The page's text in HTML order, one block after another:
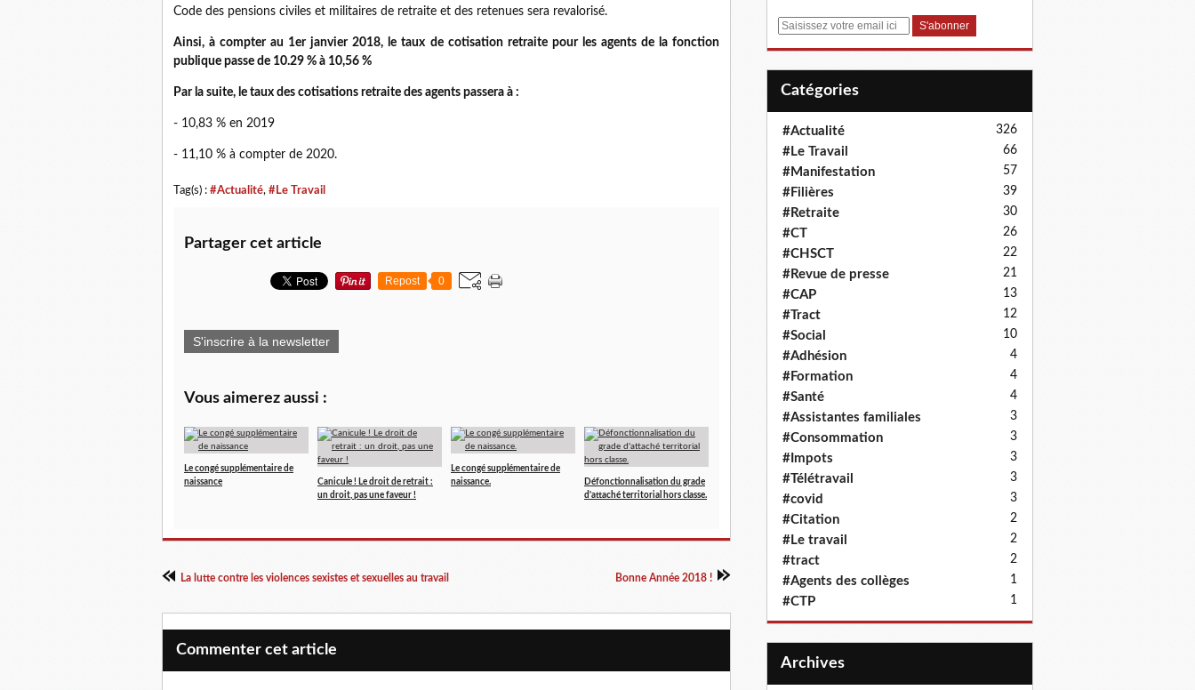
Code des pensions civiles et militaires de retraite et des retenues sera revalorisé.
Ainsi,à compter au 1er janvier 2018, le taux de cotisation retraite pour les agents de la fonction
publique passe de 10.29 % à 10,56 %
Par la suite, le taux des cotisations retraite des agents passera à :
- 10,83 % en 2019
- 11,10 % à compter de 2020.
Tag(s) : #Actualité, #Le Travail
Partager cet article
Repost 0
S'inscrire à la newsletter
Vous aimerez aussi :
Le congé supplémentaire de
naissance
Canicule ! Le droit de retrait :
un droit, pas une faveur !
Le congé supplémentaire de
naissance.
Défonctionnalisation du grade
d'attaché territorial hors classe.
La lutte contre les violences sexistes et sexuelles au travail Bonne Année 2018 !
Commenter cet article
E
Catégories
#Actualité 326
#Le Travail 66
#Manifestation 57
#Filières 39
#Retraite 30
#CT 26
#CHSCT 22
#Revue de presse 21
#CAP 13
#Tract 12
#Social 10
#Adhésion 4
#Formation 4
#Santé 4
#Assistantes familiales 3
#Consommation 3
#Impots 3
#Télétravail 3
#covid 3
#Citation 2
#Le travail 2
#tract 2
#Agents des collèges 1
#CTP 1
Archives